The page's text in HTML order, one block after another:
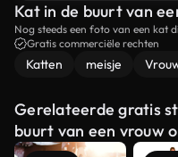
Kat in de buurt van
Nog steeds een foto van een kat
Gratis commerciële rechten
Katten meisje
Gerelateerde gratis
buurt van een vrouw